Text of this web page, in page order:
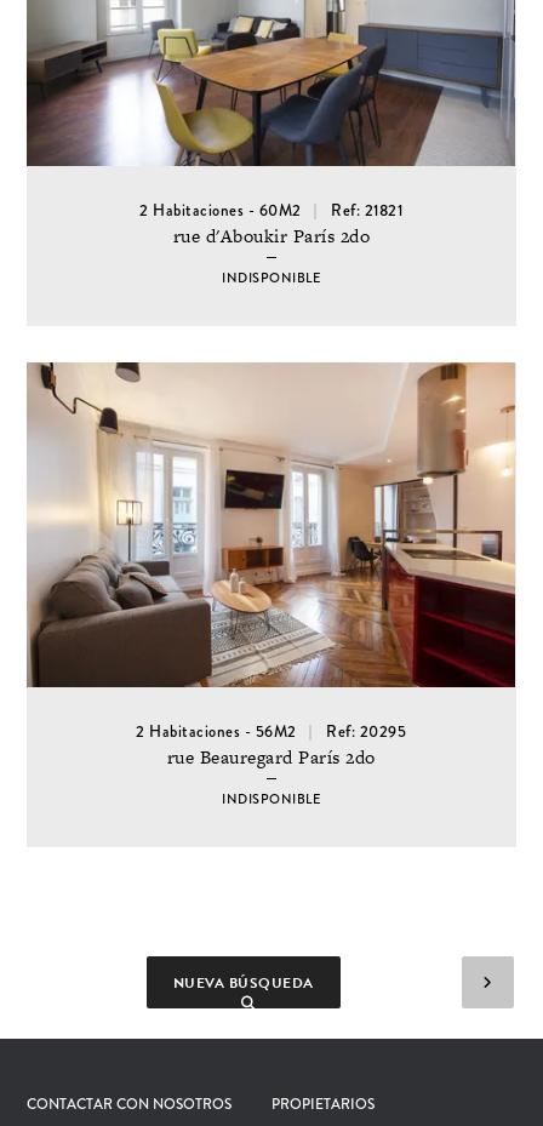
2 Habitaciones - 60M2 Ref: 21821
rue d'Aboukir París 2do
INDISPONIBLE
2 Habitaciones - 56M2 Ref: 20295
rue Beauregard París 2do
INDISPONIBLE
NUEVA BÚSQUEDA
CONTACTAR CON NOSOTROS PROPIETARIOS